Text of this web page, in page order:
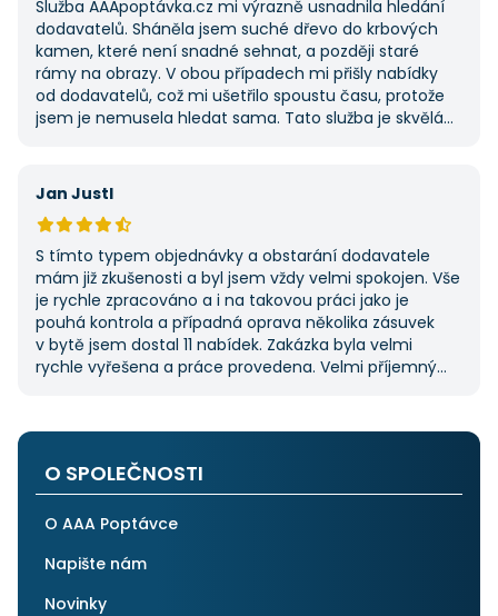
Služba AAApoptávka.cz mi výrazně usnadnila hledání
dodavatelů. Sháněla jsem suché dřevo do krbových
kamen, které není snadné sehnat, a později staré
rámy na obrazy. V obou případech mi přišly nabídky
od dodavatelů, což mi ušetřilo spoustu času, protože
jsem je nemusela hledat sama. Tato služba je skvělá
Jan Justl
S tímto typem objednávky a obstarání dodavatele
mám již zkušenosti a byl jsem vždy velmi spokojen. Vše
je rychle zpracováno a i na takovou práci jako je
pouhá kontrola a případná oprava několika zásuvek
v bytě jsem dostal 11 nabídek. Zakázka byla velmi
rychle vyřešena a práce provedena. Velmi příjemný
po všech stránkách plně spolehnout.
O SPOLEČNOSTI
O AAA Poptávce
Napište nám
Novinky